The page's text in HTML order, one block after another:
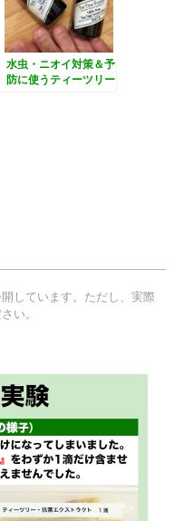
水虫・ニオイ対策＆予
防に使うティーツリー
しています。ただし、実際
い。